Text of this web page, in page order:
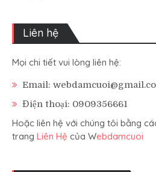
Liên hệ
Mọi chi tiết vui lòng liên hệ:
Email:
Điện thoại: 0909356661
Hoặc liên hệ với chúng tôi bằng
trang Liên Hệ của Webdamcuoi